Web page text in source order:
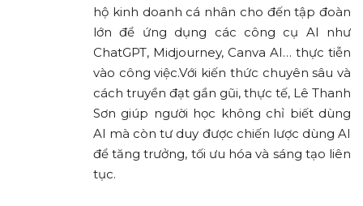
hộ kinh doanh cá nhân cho đến tập đoàn
lớn để ứng dụng các công cụ AI như
ChatGPT, Midjourney, Canva AI… thực tiễn
vào công việc.Với kiến thức chuyên sâu và
cách truyền đạt gần gũi, thực tế, Lê Thanh
Sơn giúp người học không chỉ biết dùng
AI mà còn tư duy được chiến lược dùng AI
để tăng trưởng, tối ưu hóa và sáng tạo liên
tục.